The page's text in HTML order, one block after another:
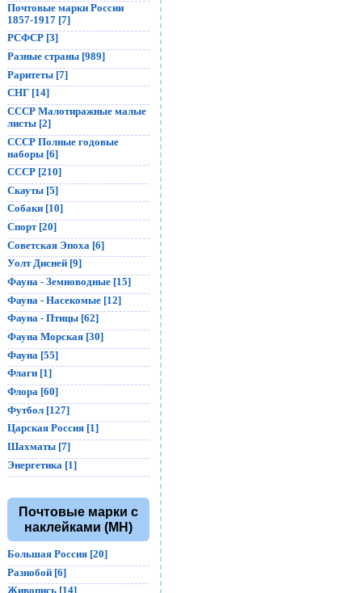
Почтовые марки России
1857-1917 [7]
РСФСР [3]
Разные страны [989]
Раритеты [7]
СНГ [14]
СССР Малотиражные малые
листы [2]
СССР Полные годовые
наборы [6]
СССР [210]
Скауты [5]
Собаки [10]
Спорт [20]
Советская Эпоха [6]
Уолт Дисней [9]
Фауна - Земноводные [15]
Фауна - Насекомые [12]
Фауна - Птицы [62]
Фауна Морская [30]
Фауна [55]
Флаги [1]
Флора [60]
Футбол [127]
Царская Россия [1]
Шахматы [7]
Энергетика [1]
Почтовые марки с
наклейками (MH)
Большая Россия [20]
Разнобой [6]
Живопись [14]